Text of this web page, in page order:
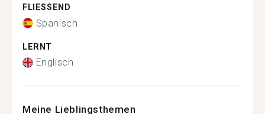
FLIESSEND
Spanisch
LERNT
Englisch
Meine Lieblingsthemen